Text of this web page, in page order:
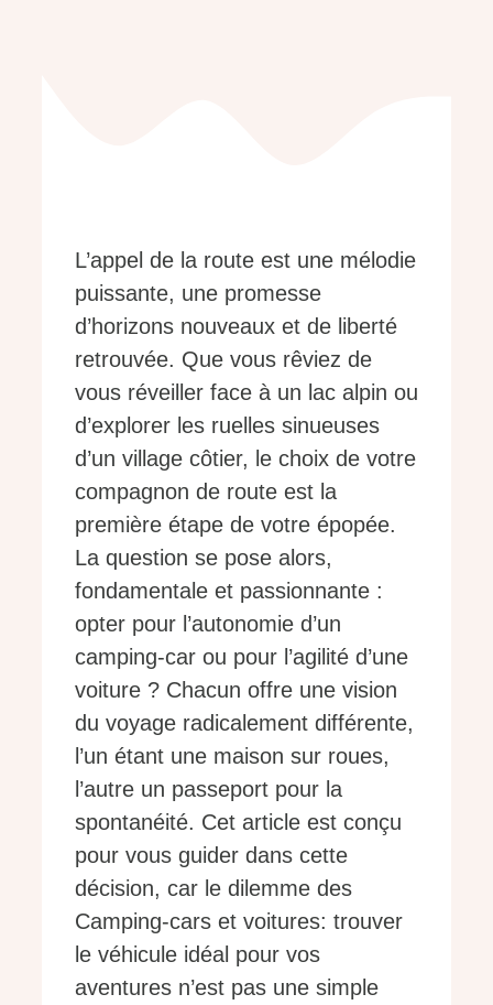
L’appel de la route est une mélodie
puissante, une promesse
d’horizons nouveaux et de liberté
retrouvée. Que vous rêviez de
vous réveiller face à un lac alpin ou
d’explorer les ruelles sinueuses
d’un village côtier, le choix de votre
compagnon de route est la
première étape de votre épopée.
La question se pose alors,
fondamentale et passionnante :
opter pour l’autonomie d’un
camping-car ou pour l’agilité d’une
voiture ? Chacun offre une vision
du voyage radicalement différente,
l’un étant une maison sur roues,
l’autre un passeport pour la
spontanéité. Cet article est conçu
pour vous guider dans cette
décision, car le dilemme des
Camping-cars et voitures: trouver
le véhicule idéal pour vos
aventures n’est pas une simple